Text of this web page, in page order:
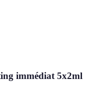
immédiat 5x2ml